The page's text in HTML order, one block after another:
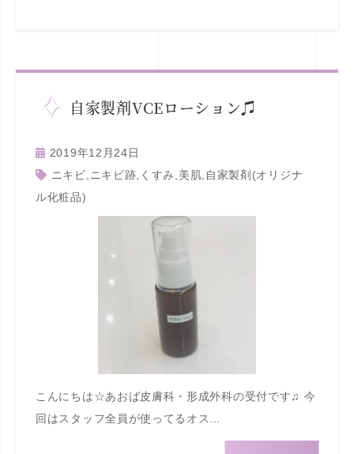
自家製剤VCEローション♫
2019年12月24日
ニキビ ニキビ跡 くすみ 美肌 自家製剤(オリジナ
ル化粧品)
こんにちは☆あおば皮膚科・形成外科の受付です♫ 今
回はスタッフ全員が使ってるオス…